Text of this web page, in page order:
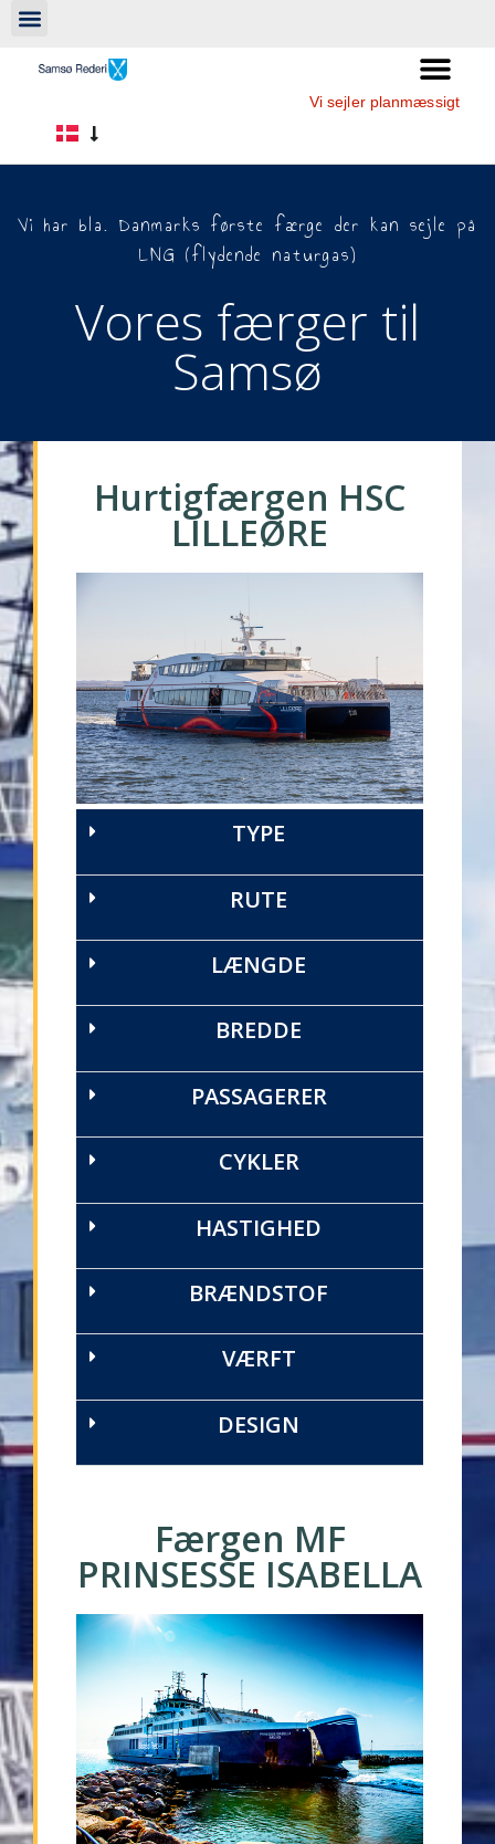
Vi sejler planmæssigt
Vi har bla. Danmarks første færge der kan sejle på
LNG (flydende naturgas)
Vores færger til
Samsø
Hurtigfærgen HSC
LILLEØRE
TYPE
RUTE
LÆNGDE
BREDDE
PASSAGERER
CYKLER
HASTIGHED
BRÆNDSTOF
VÆRFT
DESIGN
Færgen MF
PRINSESSE ISABELLA